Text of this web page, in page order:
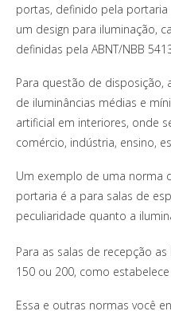
portas, definido pela portaria
um design para iluminação,
definidas pela ABNT/NBB
Para questão de disposição,
de iluminâncias médias e
artificial em interiores, onde
comércio, indústria, ensino,
Um exemplo de uma norma
portaria é a para salas de
peculiaridade quanto a
Para as salas de recepção
150 ou 200, como
Essa e outras normas você